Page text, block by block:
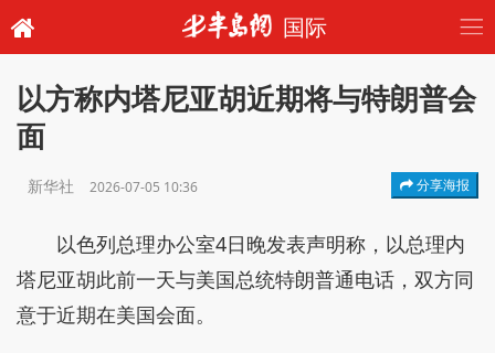
国际
以方称内塔尼亚胡近期将与特朗普会
面
新华社 2026-07-05 10:36 分享海报
以色列总理办公室4日晚发表声明称，以总理内
塔尼亚胡此前一天与美国总统特朗普通电话，双方同
意于近期在美国会面。